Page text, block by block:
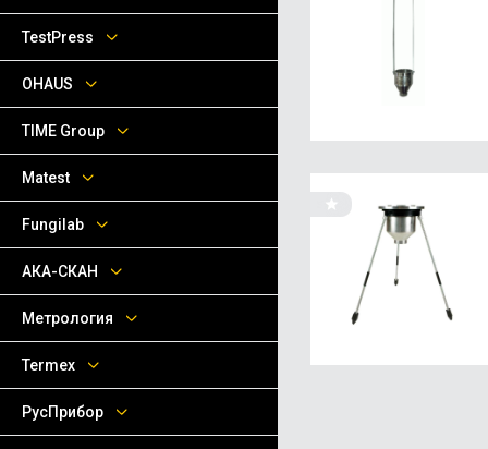
TestPress
OHAUS
TIME Group
Matest
Fungilab
АКА-СКАН
Метрология
Termex
РусПрибор